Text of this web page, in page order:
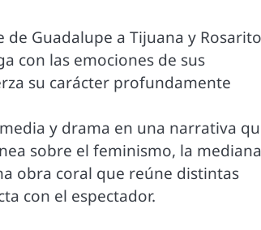
de Guadalupe a Tijuana y
con las emociones de sus
su carácter profundamente
y drama en una narrativa
sobre el feminismo, la mediana
obra coral que reúne distintas
con el espectador.